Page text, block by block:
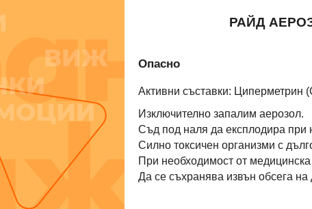
РАЙД
Опасно
Активни съставки: Циперметрин
Изключително запалим аерозол.
Съд под наля да експлодира при
Силно токсичен организми с
При необходимост от
Да се съхранява извън обсега на